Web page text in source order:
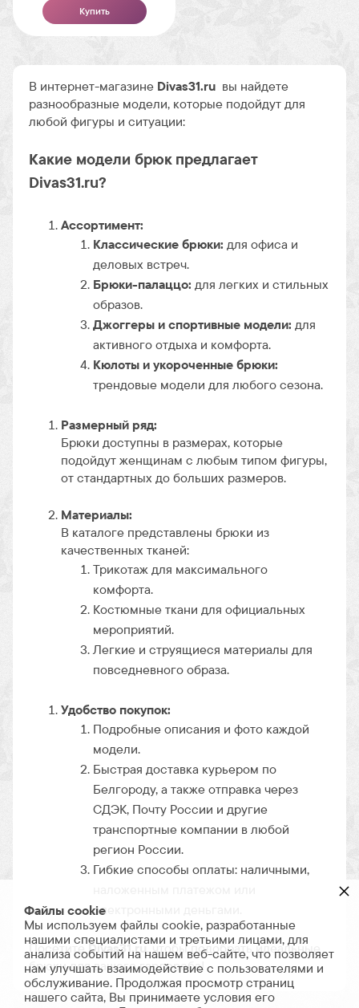
Купить
В интернет-магазине Divas31.ru вы найдете
разнообразные модели, которые подойдут для
любой фигуры и ситуации:
Какие модели брюк предлагает
Divas31.ru?
Ассортимент:
Классические брюки: для офиса и
деловых встреч.
Брюки-палаццо: для легких и стильных
образов.
Джоггеры и спортивные модели: для
активного отдыха и комфорта.
Кюлоты и укороченные брюки:
трендовые модели для любого сезона.
Размерный ряд:
Брюки доступны в размерах, которые
подойдут женщинам с любым типом фигуры,
от стандартных до больших размеров.
Материалы:
В каталоге представлены брюки из
качественных тканей:
Трикотаж для максимального
комфорта.
Костюмные ткани для официальных
мероприятий.
Легкие и струящиеся материалы для
повседневного образа.
Удобство покупок:
Подробные описания и фото каждой
модели.
Быстрая доставка курьером по
Белгороду, а также отправка через
СДЭК, Почту России и другие
транспортные компании в любой
регион России.
Гибкие способы оплаты: наличными,
электронными деньгами.
ПосетитеDivas31.ru, чтобы подобрать идеальные
брюки для вашего гардероба!
Файлы cookie
Мы используем файлы cookie, разработанные
нашими специалистами и третьими лицами, для
анализа событий на нашем веб-сайте, что позволяет
нам улучшать взаимодействие с пользователями и
обслуживание. Продолжая просмотр страниц
нашего сайта, Вы принимаете условия его
×